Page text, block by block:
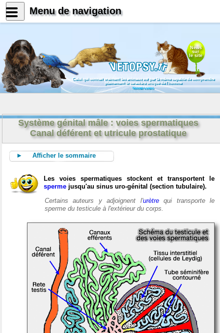
News
sur
le site
Celui qui connait vraiment les animaux est par là même capable de comprendre
pleinement le caractère unique de l'homme
Konrad Lorenz
Système génital mâle : voies spermatiques
Canal déférent et utricule prostatique
► Afficher le sommaire
Les voies spermatiques stockent et transportent le
sperme jusqu'au sinus uro-génital (section tubulaire).
Certains auteurs y adjoignent l'urètrequi transporte le
sperme du testicule à l'extérieur du corps.
Menu de navigation